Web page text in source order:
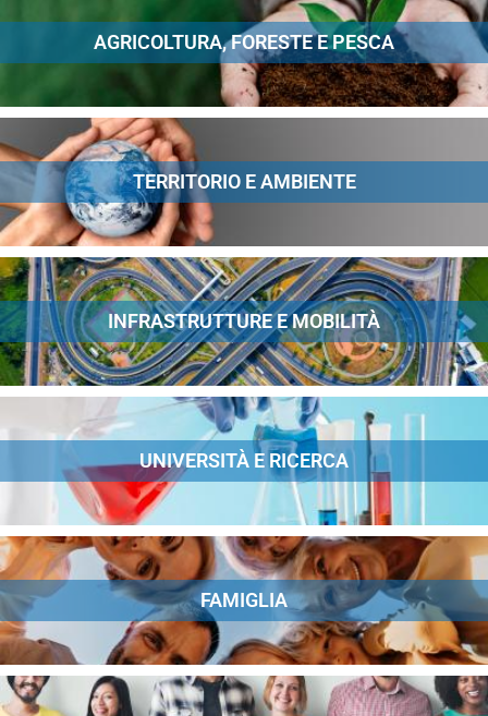
AGRICOLTURA, FORESTE E PESCA
TERRITORIO E AMBIENTE
INFRASTRUTTURE E MOBILITÀ
UNIVERSITÀ E RICERCA
FAMIGLIA